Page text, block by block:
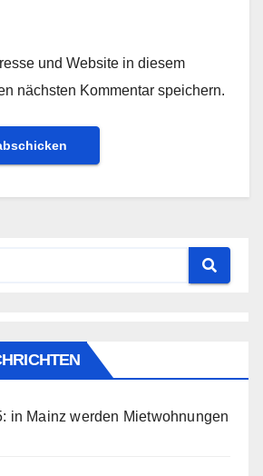
und Website in diesem
nächsten Kommentar speichern.
in Mainz werden Mietwohnungen